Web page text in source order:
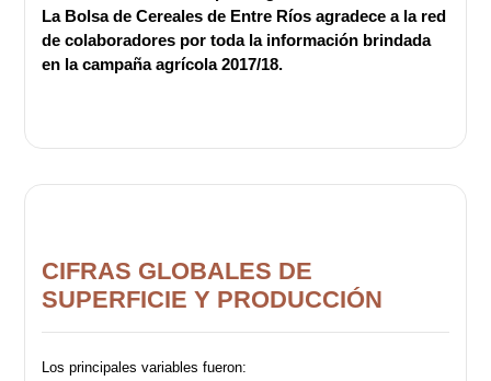
La Bolsa de Cereales de Entre Ríos agradece a la red
de colaboradores por toda la información brindada
en la campaña agrícola 2017/18.
CIFRAS GLOBALES DE
SUPERFICIE Y PRODUCCIÓN
Los principales variables fueron: